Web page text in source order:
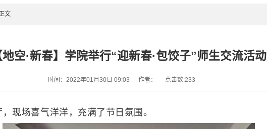
文
地空·新春】学院举行“迎新春·包饺子”师生交流活动
时间：2022年01月30日 09:03 作者： 点击数:233
现场喜气洋洋，充满了节日氛围。